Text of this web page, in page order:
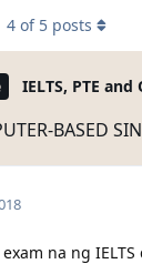
IELTS, PTE and
BASED
4 of 5 posts
na ng